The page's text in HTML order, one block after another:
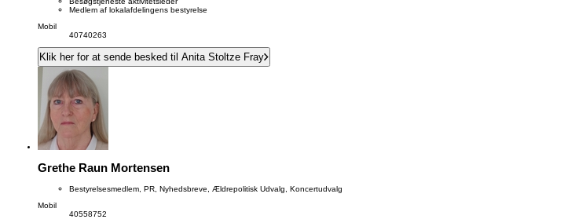
Medlem af lokalafdelingens bestyrelse
Mobil
40740263
Klik her for at sende besked til Anita Stoltze Fray
Grethe Raun Mortensen
Bestyrelsesmedlem, PR, Nyhedsbreve, Ældrepolitisk Udvalg, Koncertudvalg
Mobil
40558752